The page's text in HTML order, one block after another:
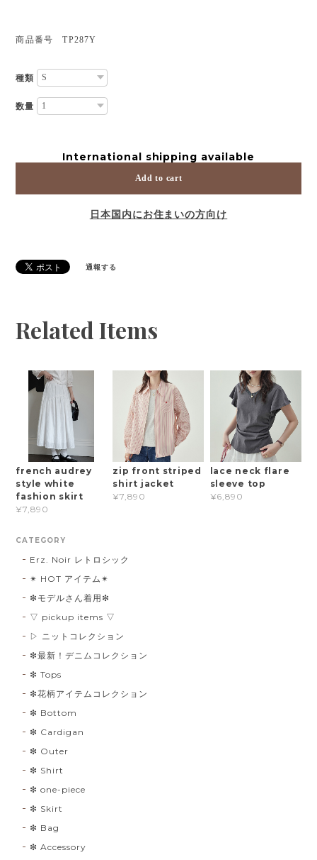
商品番号 TP287Y
種類
数量
International shipping available
Add to cart
日本国内にお住まいの方向け
通報する
Related Items
french audrey
style white
fashion skirt
¥7,890
zip front striped
shirt jacket
¥7,890
lace neck flare
sleeve top
¥6,890
CATEGORY
Erz. Noir レトロシック
✴︎ HOT アイテム✴︎
❇︎モデルさん着用❇︎
▽ pickup items ▽
▷ ニットコレクション
❇︎最新！デニムコレクション
❇︎ Tops
❇︎花柄アイテムコレクション
❇︎ Bottom
❇︎ Cardigan
❇︎ Outer
❇︎ Shirt
❇︎ one-piece
❇︎ Skirt
❇︎ Bag
❇︎ Accessory